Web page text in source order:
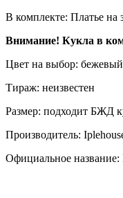
В комплекте: Платье на
Внимание! Кукла в
Цвет на выбор:
Тираж: неизвестен
Размер: подходит БЖД
Производитель:
Официальное название: